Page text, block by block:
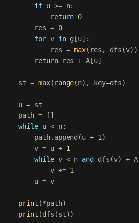
if u >= n:
return 0
        res =
0
for v in g[u]:
            res =
max(res, dfs(v))
return res + A[u]
    st =
max( range(n), key=dfs)
    u = st
    path = []
while u < n:
        path.append(u +
1 )
        v = u +
1
while v < n and
dfs(v) +
            v +=
1
        u = v
print (*path)
print (dfs(st))